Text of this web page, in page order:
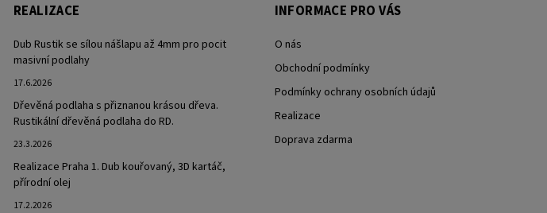
REALIZACE
Dub Rustik se sílou nášlapu až 4mm pro pocit
masivní podlahy
17.6.2026
Dřevěná podlaha s přiznanou krásou dřeva.
Rustikální dřevěná podlaha do RD.
23.3.2026
Realizace Praha 1. Dub kouřovaný, 3D kartáč,
přírodní olej
17.2.2026
INFORMACE PRO VÁS
O nás
Obchodní podmínky
Podmínky ochrany osobních údajů
Realizace
Doprava zdarma